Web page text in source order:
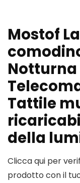
Mostof
Notturna
Tattile
della
Clicca qui per
prodotto con il